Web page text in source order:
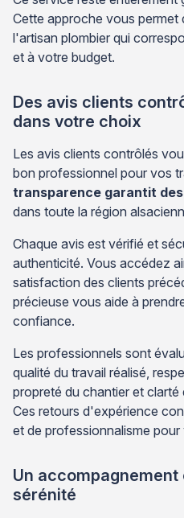
Cette approche vous permet
l'artisan plombier qui
et à votre budget.
Des avis clients
dans votre choix
Les avis clients contrôlés
bon professionnel pour vos
transparence garantit
dans toute la région
Chaque avis est vérifié et
authenticité. Vous accédez
satisfaction des clients
précieuse vous aide à
confiance.
Les professionnels sont
qualité du travail réalisé,
propreté du chantier et
Ces retours d'expérience
et de professionnalisme
Un
sérénité